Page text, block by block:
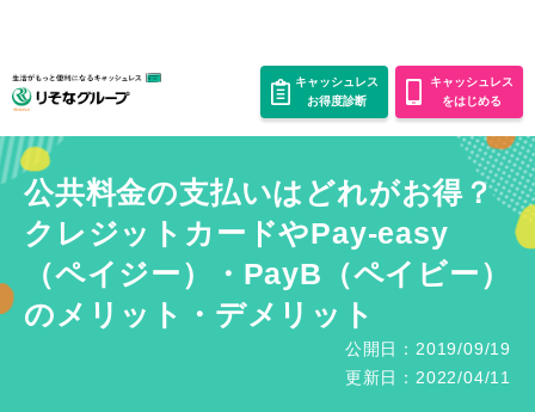
キャッシュレス
お得度診断
キャッシュレス
をはじめる
公共料金の支払いはどれがお得？
クレジットカードやPay-easy
（ペイジー）・PayB（ペイビー）
のメリット・デメリット
公開日：2019/09/19
更新日：2022/04/11